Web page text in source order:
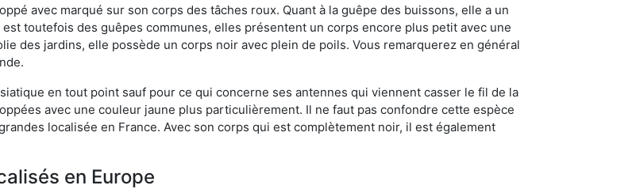
avec marqué sur son corps des tâches roux. Quant à la guêpe des buissons, elle a un
toutefois des guêpes communes, elles présentent un corps encore plus petit avec une
des jardins, elle possède un corps noir avec plein de poils. Vous remarquerez en général
en tout point sauf pour ce qui concerne ses antennes qui viennent casser le fil de la
avec une couleur jaune plus particulièrement. Il ne faut pas confondre cette espèce
localisée en France. Avec son corps qui est complètement noir, il est également
en Europe